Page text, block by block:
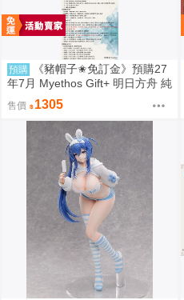
預購
《豬帽子✬免訂金》預購27
年7月 Myethos Gift+ 明日方舟 純
燼艾雅法拉 後來的故事Ver 1/8 1
011
售價 1305